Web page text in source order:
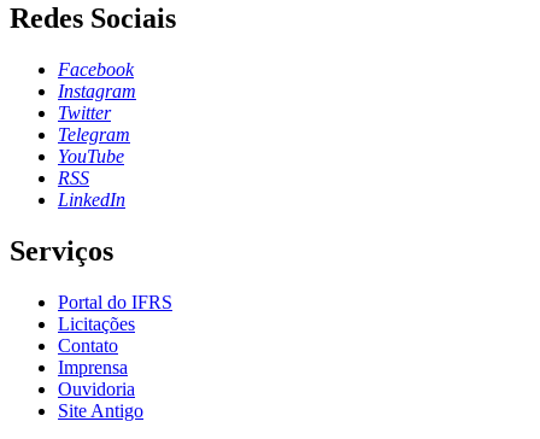
Redes Sociais
Facebook
Instagram
Twitter
Telegram
YouTube
RSS
LinkedIn
Serviços
Portal do IFRS
Licitações
Contato
Imprensa
Ouvidoria
Site Antigo